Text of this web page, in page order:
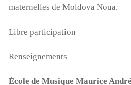
maternelles de Moldova Noua.
Libre participation
Renseignements
École de Musique Maurice André